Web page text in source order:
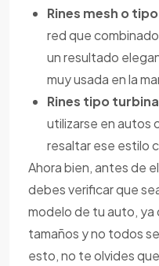
Rines mesh o
red que
un resultado
muy usada en la
Rines tipo
utilizarse en autos
resaltar ese estilo
Ahora bien, antes de
debes verificar que
modelo de tu auto,
tamaños y no todos
esto, no te olvides